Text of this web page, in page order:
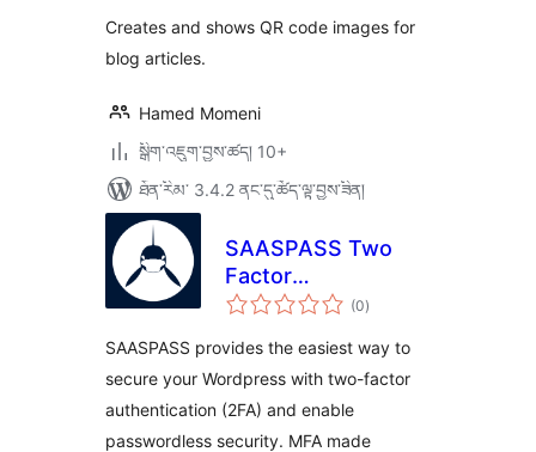
Creates and shows QR code images for
blog articles.
Hamed Momeni
སྒྲིག་འཇུག་བྱས་ཚད། 10+
ཐོན་རིམ་ 3.4.2 ནང་དུ་ཚོད་ལྟ་བྱས་ཟིན།
SAASPASS Two
Factor
Authentication –
(0གདེང་
འཇོག་
ཚང་།
)
SAASPASS provides the easiest way to
secure your Wordpress with two-factor
authentication (2FA) and enable
passwordless security. MFA made